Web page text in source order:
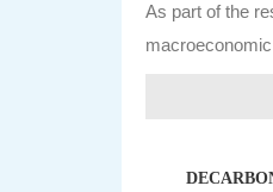
As part of the